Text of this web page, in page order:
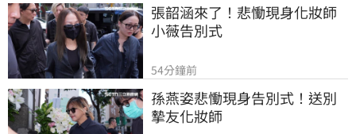
張韶涵來了！悲慟現身化妝師
小薇告別式
54分鐘前
孫燕姿悲慟現身告別式！送別
摯友化妝師